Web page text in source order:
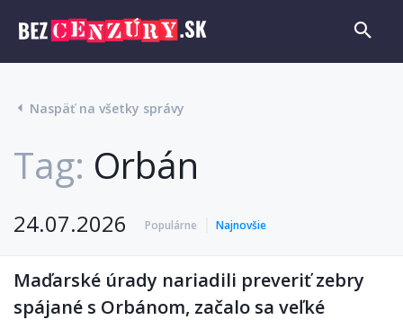
Naspäť na všetky správy
Tag: Orbán
24.07.2026 Populárne Najnovšie
Maďarské úrady nariadili preveriť zebry
spájané s Orbánom, začalo sa veľké